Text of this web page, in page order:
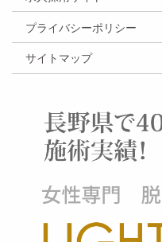
プライバシーポリシー
サイトマップ